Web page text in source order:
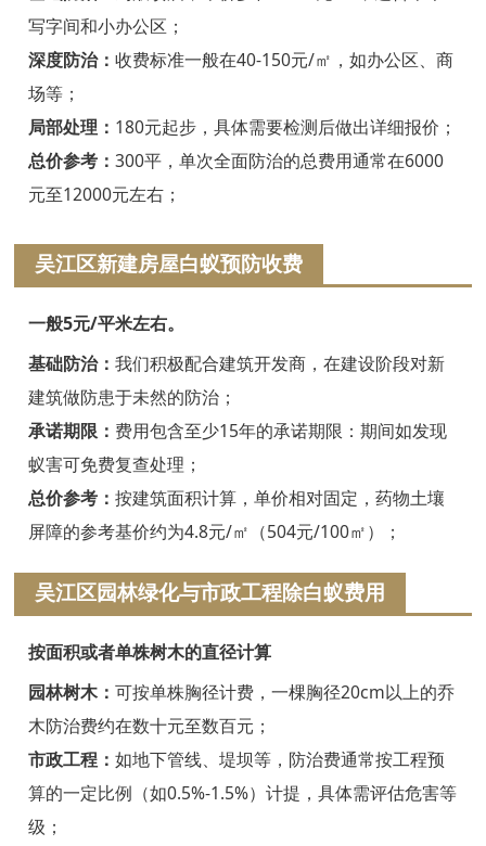
绍兴白蚁防治
诸暨白蚁防治
嵊州白蚁防治
新昌白蚁防治
金华白蚁防治
义乌白蚁防治
永康白蚁防治
武义白蚁防治
浦江白蚁防治
磐安白蚁防治
衢州白蚁防治
江山白蚁防治
常山白蚁防治
开化白蚁防治
龙游白蚁防治
舟山白蚁防治
写字间和小办公区；
深度防治： 收费标准一般在40-150元/㎡，如办公区、商
场等；
局部处理： 180元起步，具体需要检测后做出详细报价；
总价参考： 300平，单次全面防治的总费用通常在6000
元至12000元左右；
吴江区新建房屋白蚁预防收费
一般5元/平米左右。
基础防治： 我们积极配合建筑开发商，在建设阶段对新
建筑做防患于未然的防治；
承诺期限： 费用包含至少15年的承诺期限：期间如发现
蚁害可免费复查处理；
总价参考： 按建筑面积计算，单价相对固定，药物土壤
屏障的参考基价约为4.8元/㎡（504元/100㎡）；
吴江区园林绿化与市政工程除白蚁费用
按面积或者单株树木的直径计算
园林树木： 可按单株胸径计费，一棵胸径20cm以上的乔
木防治费约在数十元至数百元；
市政工程： 如地下管线、堤坝等，防治费通常按工程预
算的一定比例（如0.5%-1.5%）计提，具体需评估危害等
级；